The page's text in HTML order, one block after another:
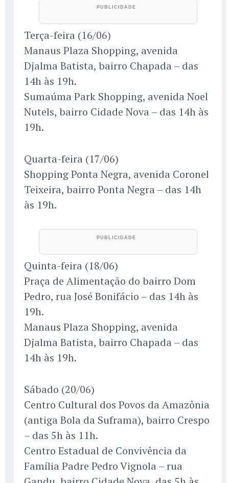
Terça-feira (16/06)
Manaus Plaza Shopping, avenida
Djalma Batista, bairro Chapada – das
14h às 19h.
Sumaúma Park Shopping, avenida Noel
Nutels, bairro Cidade Nova – das 14h às
19h.
Quarta-feira (17/06)
Shopping Ponta Negra, avenida Coronel
Teixeira, bairro Ponta Negra – das 14h
às 19h.
Quinta-feira (18/06)
Praça de Alimentação do bairro Dom
Pedro, rua José Bonifácio – das 14h às
19h.
Manaus Plaza Shopping, avenida
Djalma Batista, bairro Chapada – das
14h às 19h.
Sábado (20/06)
Centro Cultural dos Povos da Amazônia
(antiga Bola da Suframa), bairro Crespo
– das 5h às 11h.
Centro Estadual de Convivência da
Família Padre Pedro Vignola – rua